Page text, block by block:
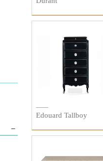
Edouard Tallboy